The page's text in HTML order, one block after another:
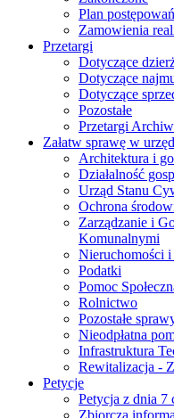
Plan
Zamowienia
Przetargi
Dotyczące
Dotyczące
Dotyczące
Pozostałe
Przetargi
Załatw sprawę w
Architektura i
Działalność
Urząd Stanu
Ochrona
Zarządzanie i
Komunalnymi
Nieruchomości
Podatki
Pomoc
Rolnictwo
Pozostałe
Nieodpłatna
Infrastruktura
Rewitalizacja -
Petycje
Petycja z dnia 7
Zbiorcza